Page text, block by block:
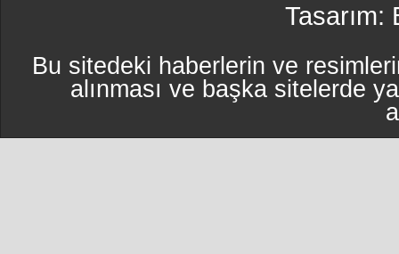
Tasarım:
Bu sitedeki haberlerin ve
alınması ve başka sitelerde